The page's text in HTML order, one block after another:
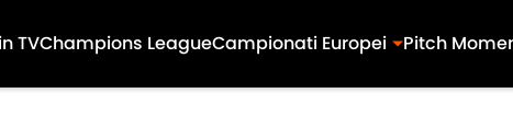
TVChampions LeagueCampionati Europei Pitch